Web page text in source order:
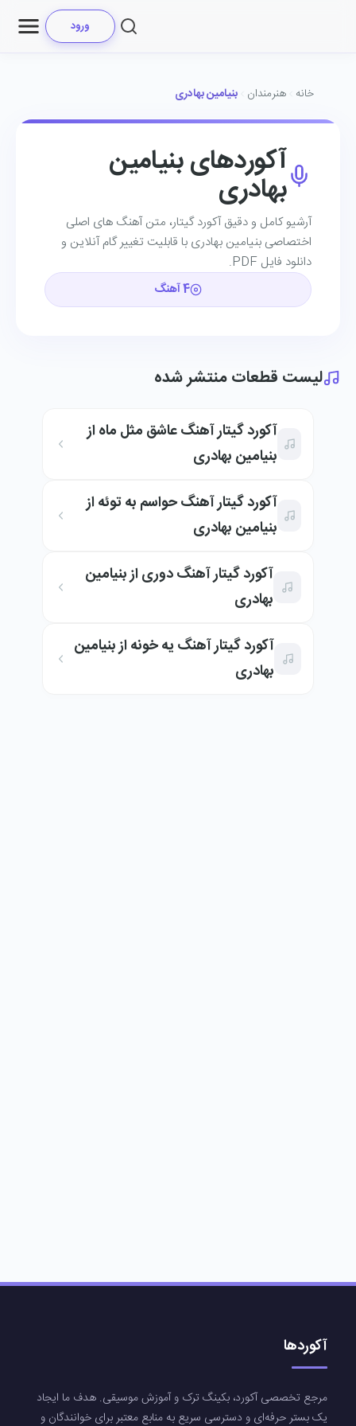
ورود
خانه هنرمندان بنیامین بهادری
آکوردهای بنیامین
بهادری
آرشیو کامل و دقیق آکورد گیتار، متن آهنگ ‌های اصلی
اختصاصی بنیامین بهادری با قابلیت تغییر گام آنلاین و
دانلود فایل PDF.
4 آهنگ
لیست قطعات منتشر شده
آکورد گیتار آهنگ عاشق مثل ماه از
بنیامین بهادری
آکورد گیتار آهنگ حواسم به توئه از
بنیامین بهادری
آکورد گیتار آهنگ دوری از بنیامین
بهادری
آکورد گیتار آهنگ یه خونه از بنیامین
بهادری
آکوردها
مرجع تخصصی آکورد، بکینگ ترک و آموزش موسیقی. هدف ما ایجاد
یک بستر حرفه‌ای و دسترسی سریع به منابع معتبر برای خوانندگان و